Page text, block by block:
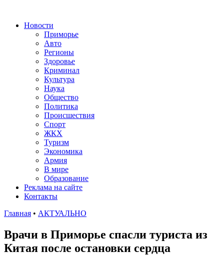
Новости
Приморье
Авто
Регионы
Здоровье
Криминал
Культура
Наука
Общество
Политика
Происшествия
Спорт
ЖКХ
Туризм
Экономика
Армия
В мире
Образование
Реклама на сайте
Контакты
Главная • АКТУАЛЬНО
Врачи в Приморье спасли туриста из
Китая после остановки сердца